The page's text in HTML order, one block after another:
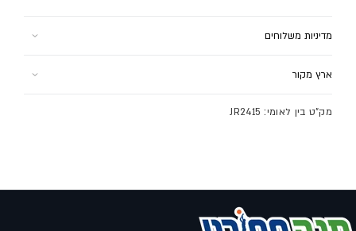
מדיניות משלוחים
ארץ מקור
מק"ט בין לאומי: JR2415